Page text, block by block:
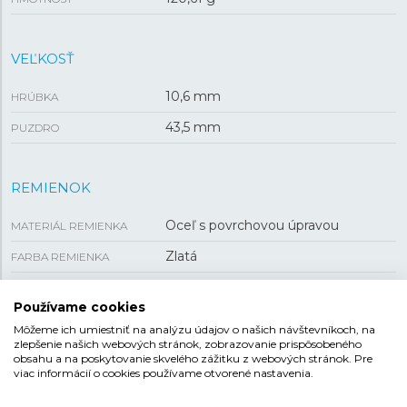
VEĽKOSŤ
HRÚBKA 10,6 mm
PUZDRO 43,5 mm
REMIENOK
MATERIÁL REMIENKA Oceľ s povrchovou úpravou
FARBA REMIENKA Zlatá
Používame cookies
Môžeme ich umiestniť na analýzu údajov o našich návštevníkoch, na
zlepšenie našich webových stránok, zobrazovanie prispôsobeného
obsahu a na poskytovanie skvelého zážitku z webových stránok. Pre
viac informácií o cookies používame otvorené nastavenia.